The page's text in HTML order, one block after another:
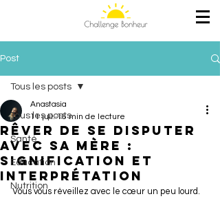
Post
Tous les posts
Santé
Education
Nutrition
Tous les posts
Rêver de se disputer
avec sa mère :
signification et
interprétation
Anastasia
11 juil. 15 min de lecture
Vous vous réveillez avec le cœur un peu lourd.